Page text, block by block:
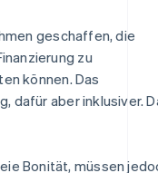
geschaffen, die
zu
können. Das
dafür aber inklusiver.
Bonität, müssen